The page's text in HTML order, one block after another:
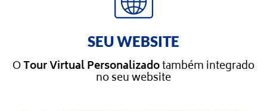
SEU WEBSITE
OTour Virtual Personalizadotambém integrado
no seu website